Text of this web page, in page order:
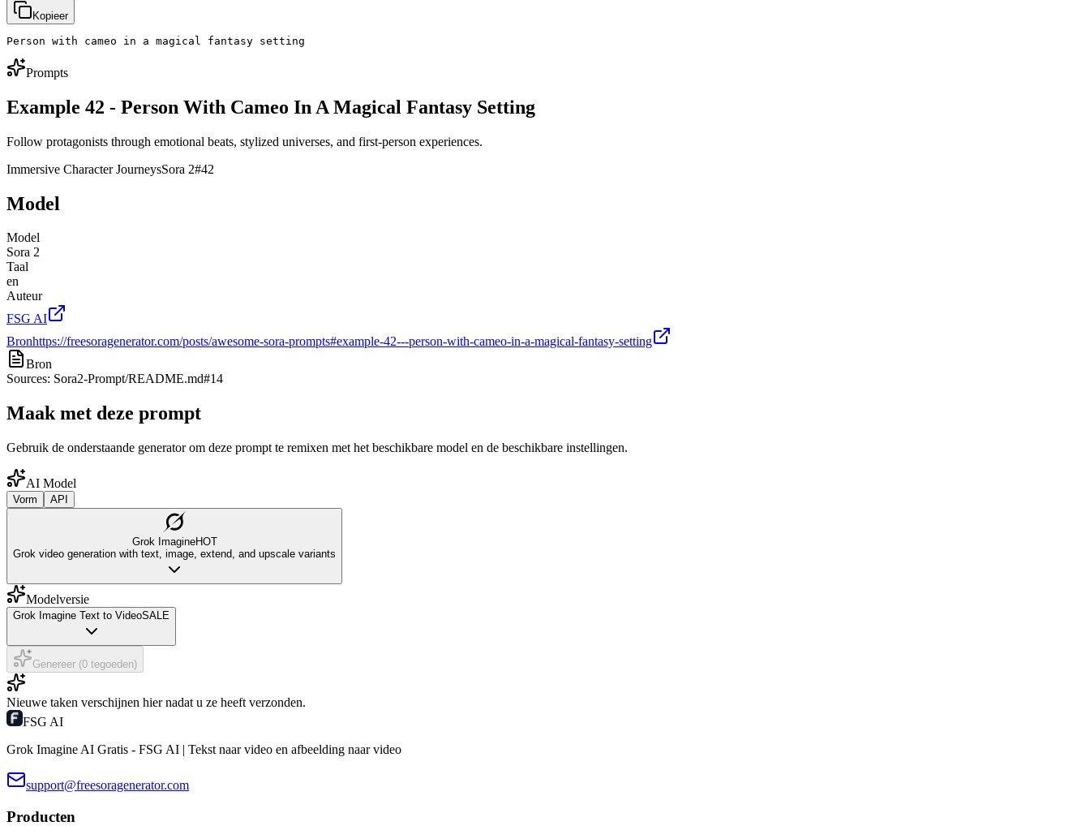
Kopieer
Person with cameo in a magical fantasy setting
Prompts
Example 42 - Person With Cameo In A Magical Fantasy Setting
Follow protagonists through emotional beats, stylized universes, and first-person experiences.
Immersive Character JourneysSora 2#42
Model
Model
Sora 2
Taal
en
Auteur
FSG AI
Bronhttps://freesoragenerator.com/posts/awesome-sora-prompts#example-42---person-with-cameo-in-a-magical-fantasy-setting
Bron
Sources: Sora2-Prompt/README.md#14
Maak met deze prompt
Gebruik de onderstaande generator om deze prompt te remixen met het beschikbare model en de beschikbare instellingen.
AI Model
Vorm API
Grok ImagineHOT
Grok video generation with text, image, extend, and upscale variants
Modelversie
Grok Imagine Text to VideoSALE
Genereer (0 tegoeden)
Nieuwe taken verschijnen hier nadat u ze heeft verzonden.
FSG AI
Grok Imagine AI Gratis - FSG AI | Tekst naar video en afbeelding naar video
support@freesoragenerator.com
Producten